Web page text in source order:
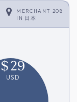
MERCHANT 208
IN 日本
$29
USD